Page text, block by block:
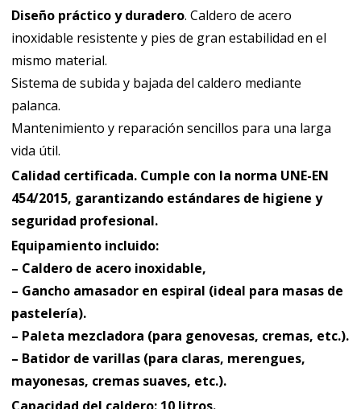
Diseño práctico y duradero. Caldero de acero
inoxidable resistente y pies de gran estabilidad en el
mismo material.
Sistema de subida y bajada del caldero mediante
palanca.
Mantenimiento y reparación sencillos para una larga
vida útil.
Calidad certificada. Cumple con la norma UNE-EN
454/2015, garantizando estándares de higiene y
seguridad profesional.
Equipamiento incluido:
– Caldero de acero inoxidable,
– Gancho amasador en espiral (ideal para masas de
pastelería).
– Paleta mezcladora (para genovesas, cremas, etc.).
– Batidor de varillas (para claras, merengues,
mayonesas, cremas suaves, etc.).